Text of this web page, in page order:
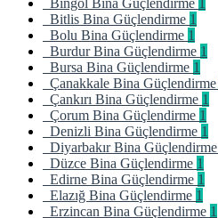
Bingöl Bina Güçlendirme 1
Bitlis Bina Güçlendirme 1
Bolu Bina Güçlendirme 1
Burdur Bina Güçlendirme 1
Bursa Bina Güçlendirme 1
Çanakkale Bina Güçlendirme
Çankırı Bina Güçlendirme 1
Çorum Bina Güçlendirme 1
Denizli Bina Güçlendirme 1
Diyarbakır Bina Güçlendirme
Düzce Bina Güçlendirme 1
Edirne Bina Güçlendirme 1
Elazığ Bina Güçlendirme 1
Erzincan Bina Güçlendirme 1